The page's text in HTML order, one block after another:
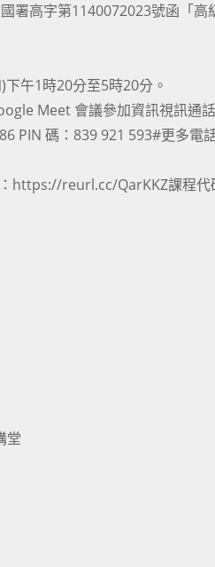
署高字第1140072023號函「
午1時20分至5時20分。
Meet 會議參加資訊視訊
PIN 碼：‪839 921 593‬#更多
https://reurl.cc/QarKKZ課程代
堂